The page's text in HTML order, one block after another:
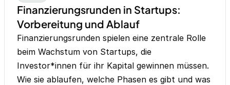
Finanzierungsrunden in Startups:
Vorbereitung und Ablauf
Finanzierungsrunden spielen eine zentrale Rolle
beim Wachstum von Startups, die
Investor*innen für ihr Kapital gewinnen müssen.
Wie sie ablaufen, welche Phasen es gibt und was